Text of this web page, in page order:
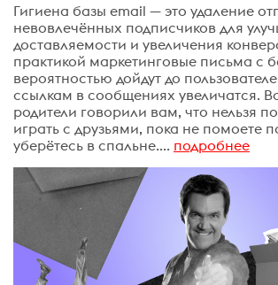
Гигиена базы email — это удаление
невовлечённых подписчиков для
доставляемости и увеличения
практикой маркетинговые письма с
вероятностью дойдут до
ссылкам в сообщениях увеличатся.
родители говорили вам, что нельзя
играть с друзьями, пока не помоете
уберётесь в спальне.... подробнее